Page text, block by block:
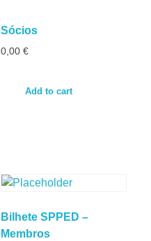
Sócios
0,00 €
Add to cart
Bilhete SPPED –
Membros